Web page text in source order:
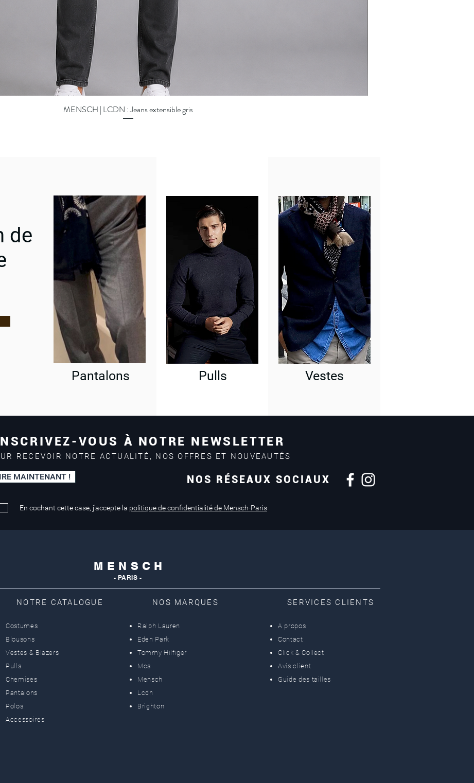
Quick View
MENSCH | LCDN : Jeans extensible gris
de
Pantalons Pulls Vestes
Mastercard, Visa
en magasin
VOUS À NOTRE NEWSLETTER
RECEVOIR NOTRE ACTUALITÉ, NOS OFFRES ET NOUVEAUTÉS
MAINTENANT ! NOS RÉSEAUX SOCIAUX
En cochant cette case, j'accepte la politique de confidentialité de Mensch-Paris
M E N S C H
- PARIS -
NOTRE CATALOGUE
Costumes
Blousons
Vestes & Blazers
Pulls
Chemises
Pantalons
Polos
Accessoires
NOS MARQUES
Ralph Lauren
Eden Park
Tommy Hilfiger
Mcs
Mensch
Lcdn
Brighton
SERVICES CLIENTS
A propos
Contact
Click & Collect
Avis client
Guide des tailles